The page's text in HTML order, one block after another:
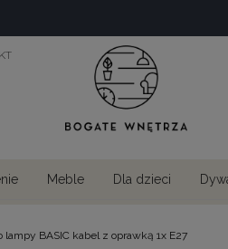
Meble Dla dzieci
BASIC kabel z oprawką 1x E27